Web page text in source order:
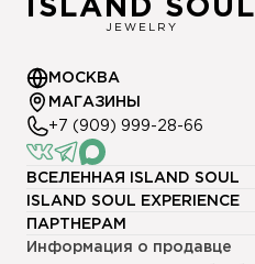
ISLAND SOUL
JEWELRY
МОСКВА
МАГАЗИНЫ
+7 (909) 999-28-66
ВСЕЛЕННАЯ ISLAND SOUL
ISLAND SOUL EXPERIENCE
ПАРТНЕРАМ
Информация о продавце